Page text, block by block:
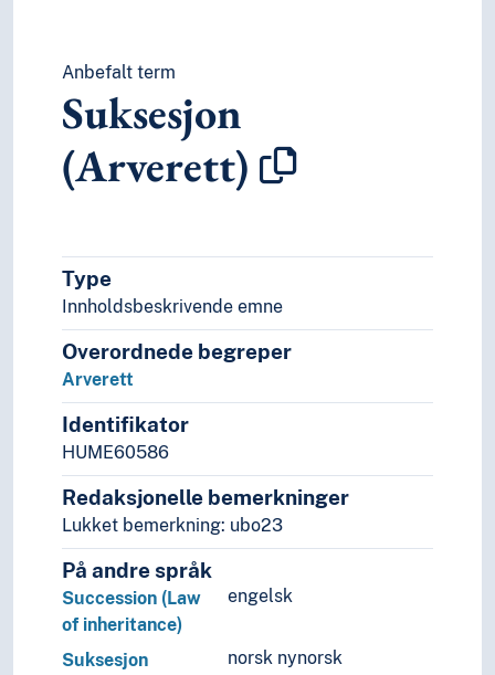
Rettshåndhevelse
Rettsteori
Utlendingsrett
Rettssikkerhet
Rettssystemer
Tid i enheter, stadier og perioder
Anbefalt term
Suksesjon
(Arverett)
Type
Innholdsbeskrivende emne
Overordnede begreper
Arverett
Identifikator
HUME60586
Redaksjonelle bemerkninger
Lukket bemerkning: ubo23
På andre språk
engelsk
Succession (Law
of inheritance)
norsk nynorsk
Suksesjon